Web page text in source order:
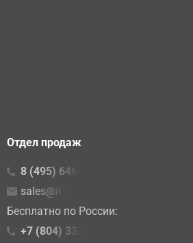
Отдел продаж
8 (495) 646-23-16
sales@it-lite.ru
Бесплатно по России:
+7 (804) 333 02 15